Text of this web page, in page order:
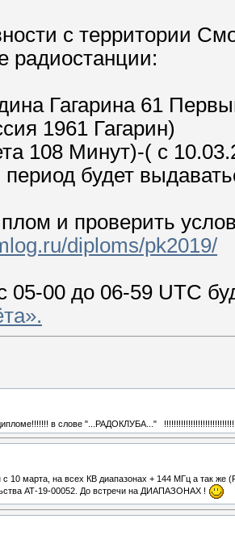
с территории
радиостанции:
Гагарина 61
1961 Гагарин)
108 Минут)-( с
период будет
и проверить
diploms/pk2019/
05-00 до 06-59 UTC
в слове "...РАДОКЛУБА..."
с 10 марта, на всех КВ диапазонах + 144 МГц а так же
АТ-19-00052. До встречи на ДИАПАЗОНАХ !